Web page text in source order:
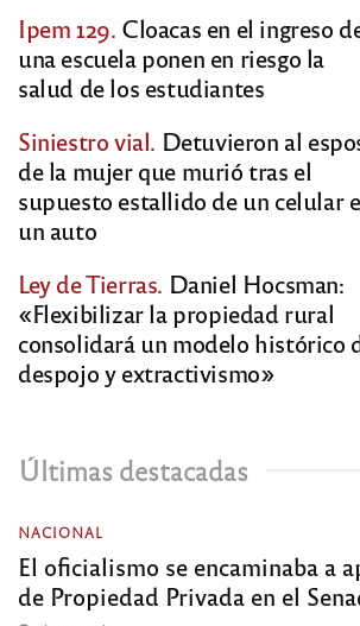
Ipem 129. Cloacas en el ingreso
una escuela ponen en riesgo la
salud de los estudiantes
Siniestro vial. Detuvieron al
de la mujer que murió tras el
supuesto estallido de un celular
un auto
Ley de Tierras. Daniel Hocsman:
«Flexibilizar la propiedad rural
consolidará un modelo histórico
despojo y extractivismo»
Últimas destacadas
NACIONAL
El oficialismo se encaminaba a
de Propiedad Privada en el